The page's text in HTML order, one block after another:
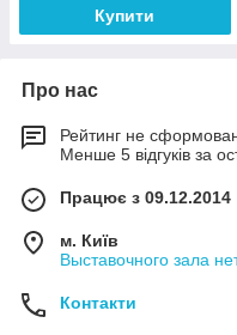
Купити
Про нас
Рейтинг не
Менше 5 відгуків за
Працює з 09.12.2014
м. Київ
Выставочного зала
Контакти